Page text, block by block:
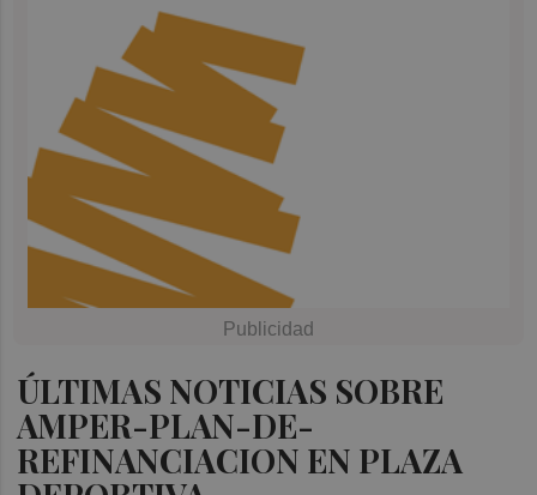
ÚLTIMAS NOTICIAS SOBRE
AMPER-PLAN-DE-
REFINANCIACION EN PLAZA